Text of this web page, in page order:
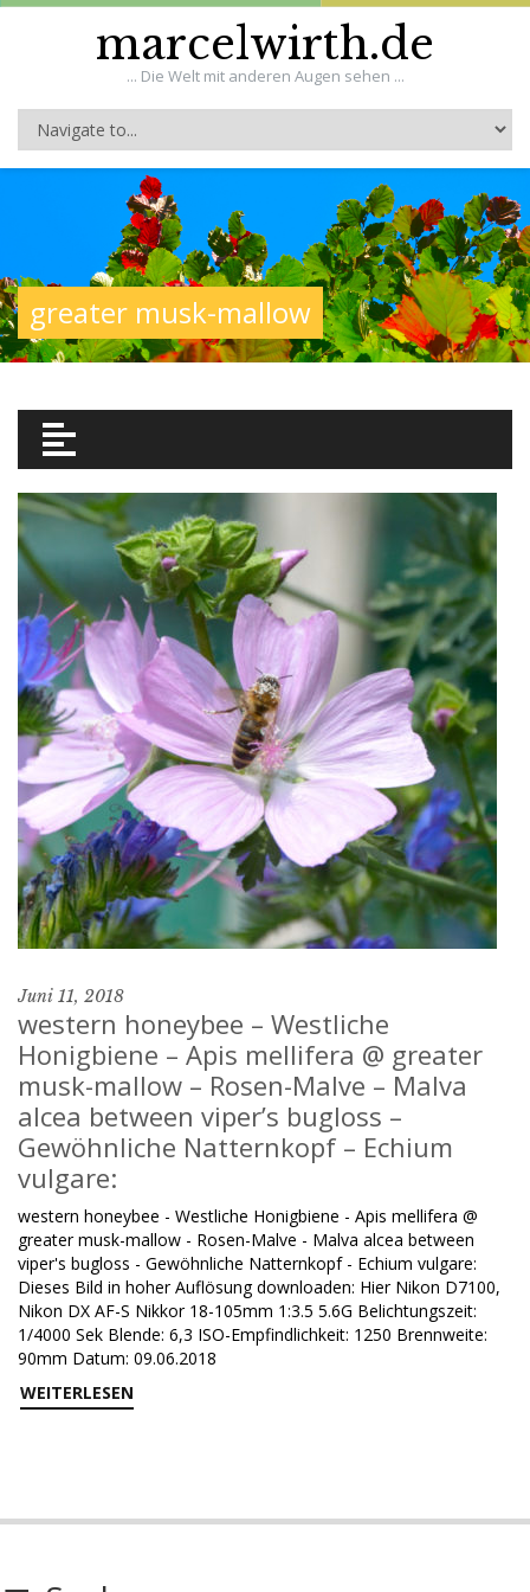
marcelwirth.de
... Die Welt mit anderen Augen sehen ...
greater musk-mallow
Juni 11, 2018
western honeybee – Westliche
Honigbiene – Apis mellifera @ greater
musk-mallow – Rosen-Malve – Malva
alcea between viper’s bugloss –
Gewöhnliche Natternkopf – Echium
vulgare:
western honeybee - Westliche Honigbiene - Apis mellifera @
greater musk-mallow - Rosen-Malve - Malva alcea between
viper's bugloss - Gewöhnliche Natternkopf - Echium vulgare:
Dieses Bild in hoher Auflösung downloaden: Hier Nikon D7100,
Nikon DX AF-S Nikkor 18-105mm 1:3.5 5.6G Belichtungszeit:
1/4000 Sek Blende: 6,3 ISO-Empfindlichkeit: 1250 Brennweite:
90mm Datum: 09.06.2018
WEITERLESEN